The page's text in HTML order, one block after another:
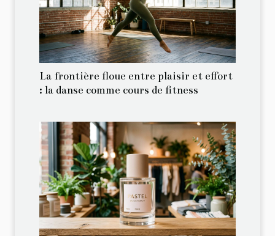
La frontière floue entre plaisir et effort
: la danse comme cours de fitness